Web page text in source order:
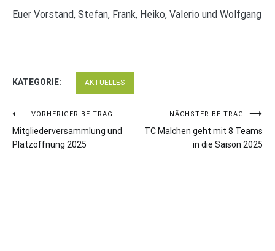
Euer Vorstand, Stefan, Frank, Heiko, Valerio und Wolfgang
KATEGORIE: AKTUELLES
Beitragsnavigation
VORHERIGER BEITRAG
Mitgliederversammlung und
Platzöffnung 2025
NÄCHSTER BEITRAG
TC Malchen geht mit 8 Teams
in die Saison 2025